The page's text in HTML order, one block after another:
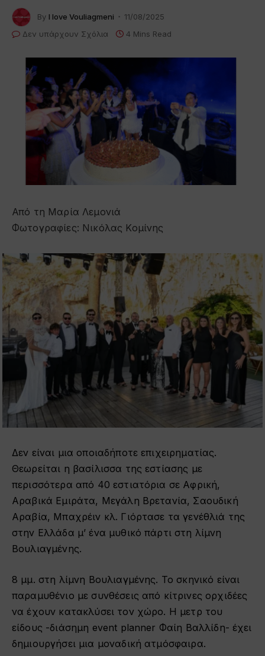
By I love Vouliagmeni
11/08/2025
Δεν υπάρχουν Σχόλια
4 Mins Read
Από τη Μαρία Λεμονιά
Φωτογραφίες: Νικόλας Κομίνης
Δεν είναι μια οποιαδήποτε επιχειρηματίας.
Θεωρείται η βασίλισσα της εστίασης με
περισσότερα από 40 εστιατόρια σε Αφρική,
Αραβικά Εμιράτα, Μεγάλη Βρετανία, Σαουδική
Αραβία, Μπαχρέιν κλ. Γιόρτασε τα γενέθλιά της
στην Ελλάδα μ’ ένα μυθικό πάρτι στη λίμνη
Βουλιαγμένης.
8 μμ. στη λίμνη Βουλιαγμένης. Το σκηνικό είναι
παραμυθένιο με συνθέσεις από κίτρινες ορχιδέες
να έχουν κατακλύσει τον χώρο. Η μετρ του
είδους -διάσημη event planner Φαίη Βαλλίδη- έχει
δημιουργήσει μια μοναδική ατμόσφαιρα.